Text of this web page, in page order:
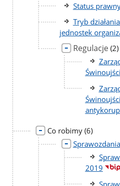
Status
Tryb
jednostek
Regulacje (2)
Co robimy liczba
podstron
(6)
2019